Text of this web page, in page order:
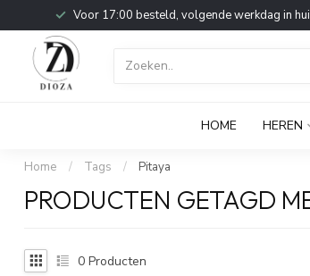
Voor 17:00 besteld, volgende werkdag in
HOME HEREN
Home / Tags / Pitaya
PRODUCTEN GETAGD
0 Producten